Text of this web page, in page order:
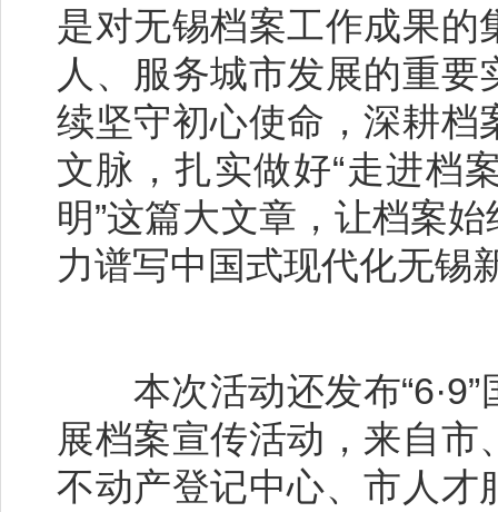
是对无锡档案工作成果
人、服务城市发展的重
续坚守初心使命，深耕档
文脉，扎实做好“走进档
明”这篇大文章，让档案
力谱写中国式现代化无锡
本次活动还发布“6·9”
展档案宣传活动，来自
不动产登记中心、市人才